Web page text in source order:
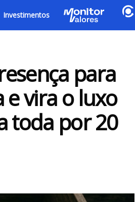
Investimentos
para
vira o luxo
toda por 20